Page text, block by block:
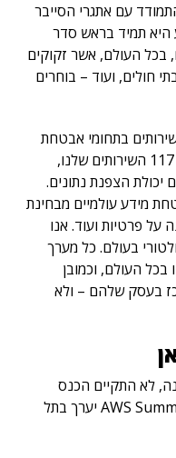
עם אתגרי הסייבר
היא תמיד בראש סדר
בכל העולם, אשר זקוקים
חולים, ועוד – בוחרים
אמר יפהר, "יש לנו יותר מ-280 שירותים בתחומי אבטחת
המידע, עמידה ברגולציה ומשילות. כל 117 השירותים שלנו,
יכולת הצפנת נתונים.
ב-98 תקני אבטחת מידע עולמיים מבחינת
על פרטיות ועוד. אנו
בעולם. כל מערך
העולם, וכמובן
בעסק שלהם – ולא
לא התקיים הכנס
השנתי של ענקית הענן בישראל, ה-AWS Summit יערך בתל